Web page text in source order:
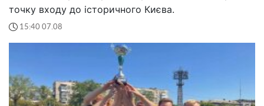
точку входу до історичного Києва.
15:40 07.08